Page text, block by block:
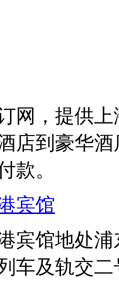
网，提供
店到豪华
款。
宾馆
宾馆地处
车及轨交